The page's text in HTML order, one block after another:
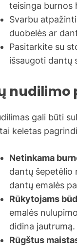
teisinga burnos
Svarbu
duobelės ar
Pasitarkite su
išsaugoti dantų
nudilimo
gali būti
keletas
Netinkama
dantų šepetėlio
dantų emalės
Rūkytojams
emalės
didina jautrumą.
Rūgštus